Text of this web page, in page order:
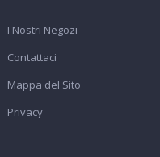
I Nostri Negozi
Contattaci
Mappa del Sito
Privacy